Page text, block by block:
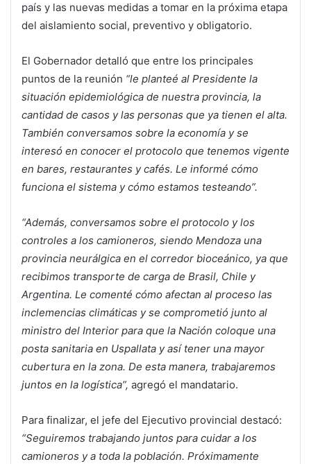
país y las nuevas medidas a tomar en la próxima etapa
del aislamiento social, preventivo y obligatorio.
El Gobernador detalló que entre los principales
puntos de la reunión “le planteé al Presidente la
situación epidemiológica de nuestra provincia, la
cantidad de casos y las personas que ya tienen el alta.
También conversamos sobre la economía y se
interesó en conocer el protocolo que tenemos vigente
en bares, restaurantes y cafés. Le informé cómo
funciona el sistema y cómo estamos testeando”.
“Además, conversamos sobre el protocolo y los
controles a los camioneros, siendo Mendoza una
provincia neurálgica en el corredor bioceánico, ya que
recibimos transporte de carga de Brasil, Chile y
Argentina. Le comenté cómo afectan al proceso las
inclemencias climáticas y se comprometió junto al
ministro del Interior para que la Nación coloque una
posta sanitaria en Uspallata y así tener una mayor
cubertura en la zona. De esta manera, trabajaremos
juntos en la logística”, agregó el mandatario.
Para finalizar, el jefe del Ejecutivo provincial destacó:
“Seguiremos trabajando juntos para cuidar a los
camioneros y a toda la población. Próximamente